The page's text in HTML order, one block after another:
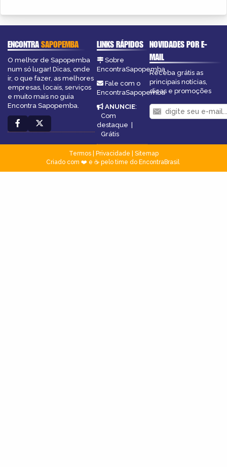
ENCONTRASAPOPEMBA
O melhor de Sapopemba
num só lugar! Dicas, onde
ir, o que fazer, as melhores
empresas, locais, serviços
e muito mais no guia
Encontra Sapopemba.
LINKS RÁPIDOS
Sobre
EncontraSapopemba
Fale com o
EncontraSapopemba
ANUNCIE:
Com
destaque |
Grátis
NOVIDADES POR E-
MAIL
Receba grátis as
principais notícias,
dicas e promoções
Termos| Privacidade
Sitemap
Criado com ❤️ e ☕ pelo time do EncontraBrasil